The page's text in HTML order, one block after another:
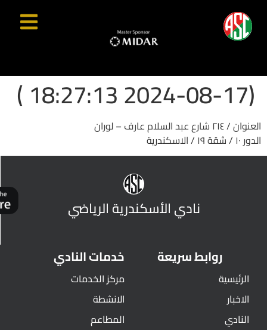
(2024-08-17 18:27:13 )
العنوان / ٢١٤ شارع عبد السلام عارف – لوران
الدور ١٠ / شقة ١٩ / الاسكندرية
نادي الأسكندرية الرياضي
روابط سريعة
الرئيسية
الاخبار
النادي
خدمات النادي
مركز الخدمات
الانشطة
المطاعم